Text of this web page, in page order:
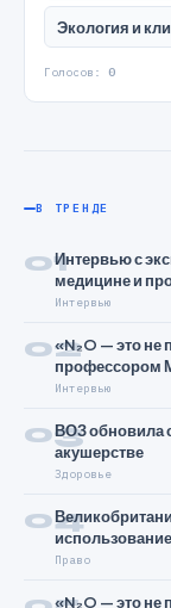
Экология и
Голосов: 0
В ТРЕНДЕ
01Интервью с
медицине и
Интервью
02«N₂O — это не
профессором
Интервью
03ВОЗ обновила
акушерстве
Здоровье
04
Право
«N₂O — это не